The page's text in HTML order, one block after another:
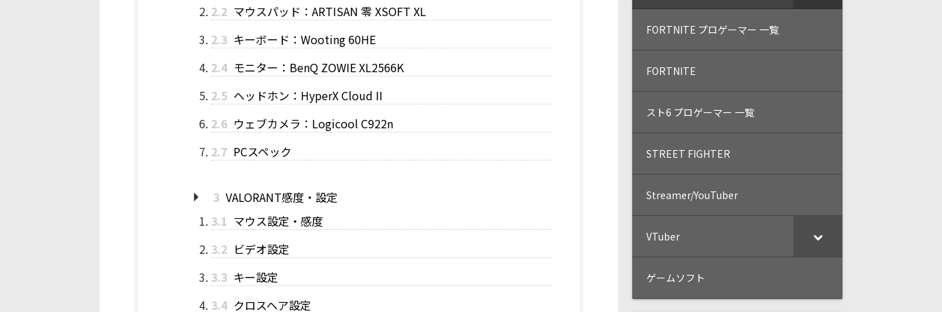
2.2 マウスパッド：ARTISAN 零 XSOFT XL
2.3 キーボード：Wooting 60HE
2.4 モニター：BenQ ZOWIE XL2566K
2.5 ヘッドホン：HyperX Cloud II
2.6 ウェブカメラ：Logicool C922n
2.7 PCスペック
3 VALORANT感度・設定
3.1 マウス設定・感度
3.2 ビデオ設定
3.3 キー設定
3.4 クロスヘア設定
FORTNITE プロゲーマー 一覧
FORTNITE
スト6 プロゲーマー 一覧
STREET FIGHTER
Streamer/YouTuber
VTuber
ゲームソフト